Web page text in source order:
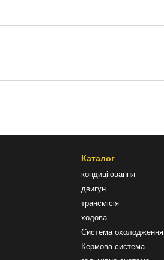
Каталог
кондиціювання
двигун
трансмісія
ходова
Система охолодження
Кермова система